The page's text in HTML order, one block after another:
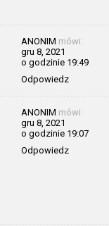
ANONIM mówi:
gru 8, 2021
o godzinie 19:49
Odpowiedz
ANONIM mówi:
gru 8, 2021
o godzinie 19:07
Odpowiedz